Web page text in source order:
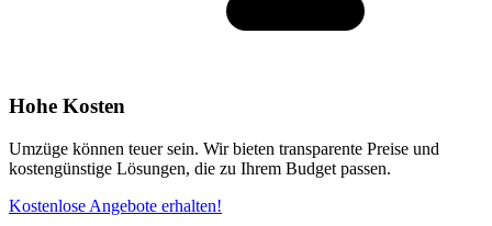
Hohe Kosten
Umzüge können teuer sein. Wir bieten transparente Preise und
kostengünstige Lösungen, die zu Ihrem Budget passen.
Kostenlose Angebote erhalten!